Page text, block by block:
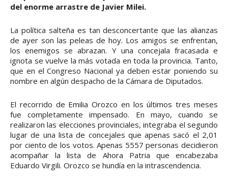
del enorme arrastre de Javier Milei.
La política salteña es tan desconcertante que las alianzas
de ayer son las peleas de hoy. Los amigos se enfrentan,
los enemigos se abrazan. Y una concejala fracasada e
ignota se vuelve la más votada en toda la provincia. Tanto,
que en el Congreso Nacional ya deben estar poniendo su
nombre en algún despacho de la Cámara de Diputados.
El recorrido de Emilia Orozco en los últimos tres meses
fue completamente impensado. En mayo, cuando se
realizaron las elecciones provinciales, integraba el segundo
lugar de una lista de concejales que apenas sacó el 2,01
por ciento de los votos. Apenas 5557 personas decidieron
acompañar la lista de Ahora Patria que encabezaba
Eduardo Virgili. Orozco se hundía en la intrascendencia.